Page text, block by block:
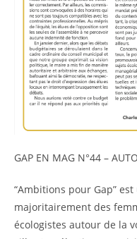
GAP EN MAG N°44 –
“Ambitions pour Gap”
majoritairement des
écologistes autour de la